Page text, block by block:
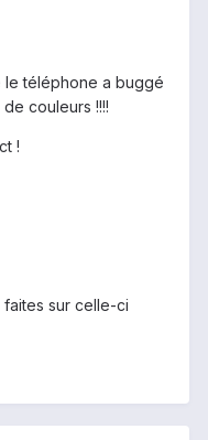
téléphone a buggé
couleurs !!!!
!
faites sur celle-ci